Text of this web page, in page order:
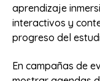
aprendizaje
interactivos y
progreso del
En campañas de